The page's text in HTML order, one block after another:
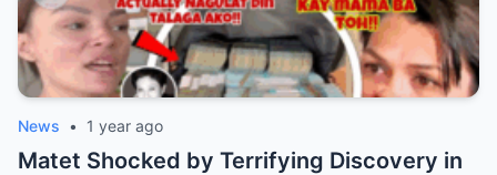
News • 1 year ago
Matet Shocked by Terrifying Discovery in